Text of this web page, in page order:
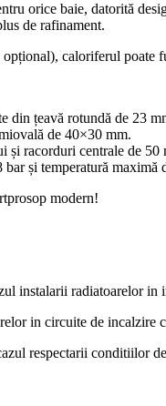
orice baie, datorită
de rafinament.
caloriferul
din țeavă rotundă de 23
de 40×30 mm.
și racorduri centrale de
și temperatură maximă
modern!
instalarii radiatoarelor in
in circuite de incalzire
respectarii conditiilor